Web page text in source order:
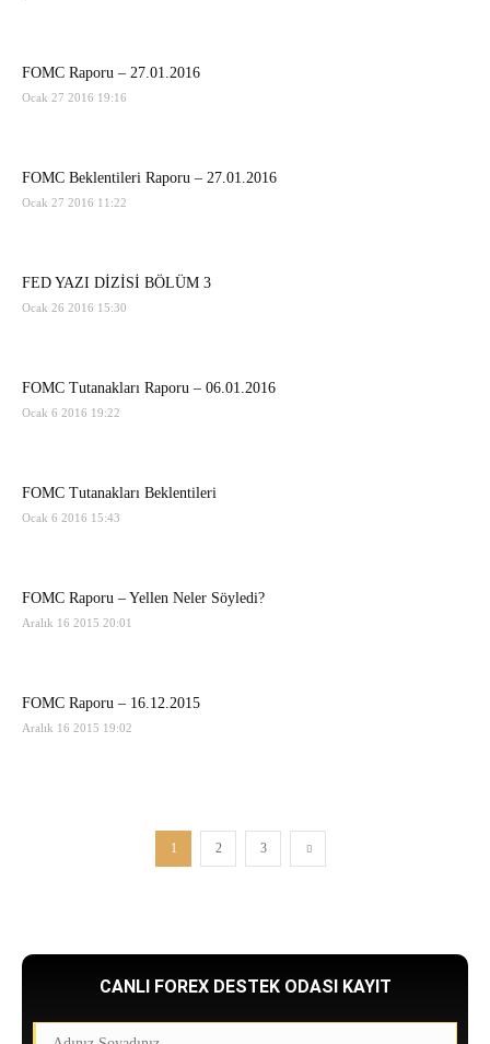
FOMC Raporu – 27.01.2016
Ocak 27 2016 19:16
FOMC Beklentileri Raporu – 27.01.2016
Ocak 27 2016 11:22
FED YAZI DİZİSİ BÖLÜM 3
Ocak 26 2016 15:30
FOMC Tutanakları Raporu – 06.01.2016
Ocak 6 2016 19:22
FOMC Tutanakları Beklentileri
Ocak 6 2016 15:43
FOMC Raporu – Yellen Neler Söyledi?
Aralık 16 2015 20:01
FOMC Raporu – 16.12.2015
Aralık 16 2015 19:02
1 2 3
CANLI FOREX DESTEK ODASI KAYIT